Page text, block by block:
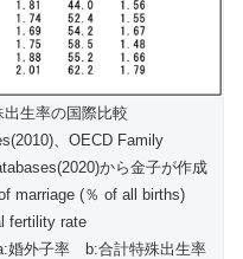
生率の国際比較
、OECD Family
から金子が作成
marriage (％ of all births)
fertility rate
婚外子率 b:合計特殊出生率